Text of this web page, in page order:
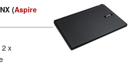
(Aspire
2 x